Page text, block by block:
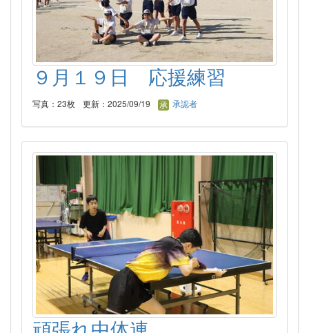
９月１９日 応援練習
写真：23枚 更新：2025/09/19 承認者